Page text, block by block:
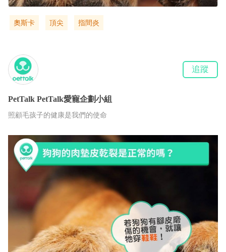
奧斯卡 頂尖 指間炎
PetTalk PetTalk愛寵企劃小組
照顧毛孩子的健康是我們的使命
追蹤